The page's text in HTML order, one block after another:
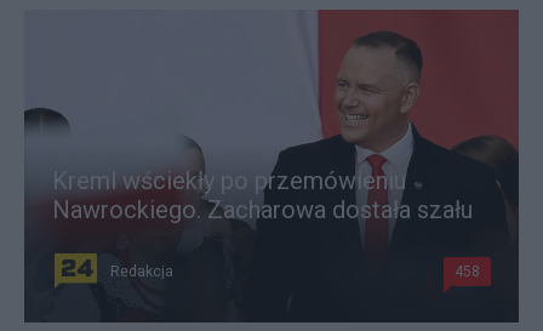
Kreml wściekły po przemówieniu
Nawrockiego. Zacharowa dostała szału
Redakcja 458